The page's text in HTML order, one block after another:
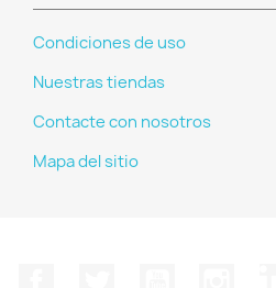
Condiciones de uso
Nuestras tiendas
Contacte con nosotros
Mapa del sitio